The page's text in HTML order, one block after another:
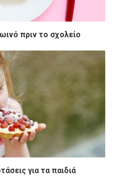
πριν το σχολείο
για τα παιδιά